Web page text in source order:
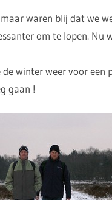
waren blij dat we
om te lopen. Nu
winter weer voor een
gaan !